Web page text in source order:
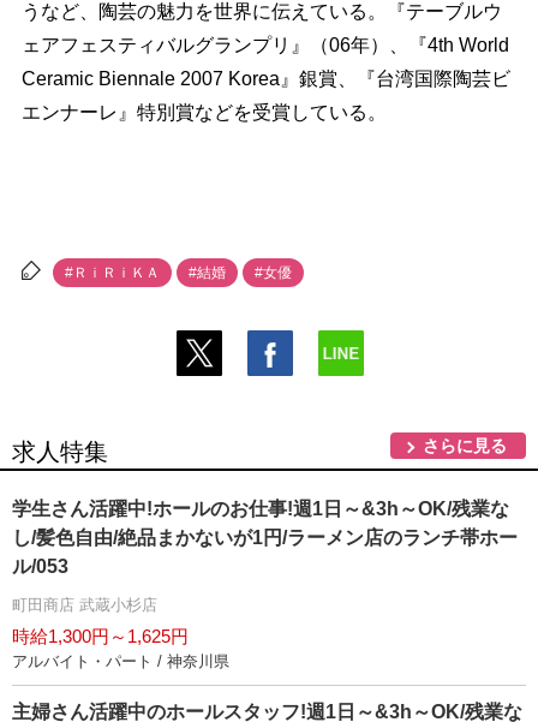
うなど、陶芸の魅力を世界に伝えている。『テーブルウ
ェアフェスティバルグランプリ』（06年）、『4th World
Ceramic Biennale 2007 Korea』銀賞、『台湾国際陶芸ビ
エンナーレ』特別賞などを受賞している。
#ＲｉＲｉＫＡ #結婚 #女優
求人特集 さらに見る
学生さん活躍中!ホールのお仕事!週1日～&3h～OK/残業な
し/髪色自由/絶品まかないが1円/ラーメン店のランチ帯ホー
ル/053
町田商店 武蔵小杉店
時給1,300円～1,625円
アルバイト・パート / 神奈川県
主婦さん活躍中のホールスタッフ!週1日～&3h～OK/残業な